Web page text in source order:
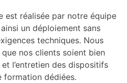
est réalisée par notre équipe
un déploiement sans
techniques. Nous
nos clients soient bien
l’entretien des dispositifs
formation dédiées.